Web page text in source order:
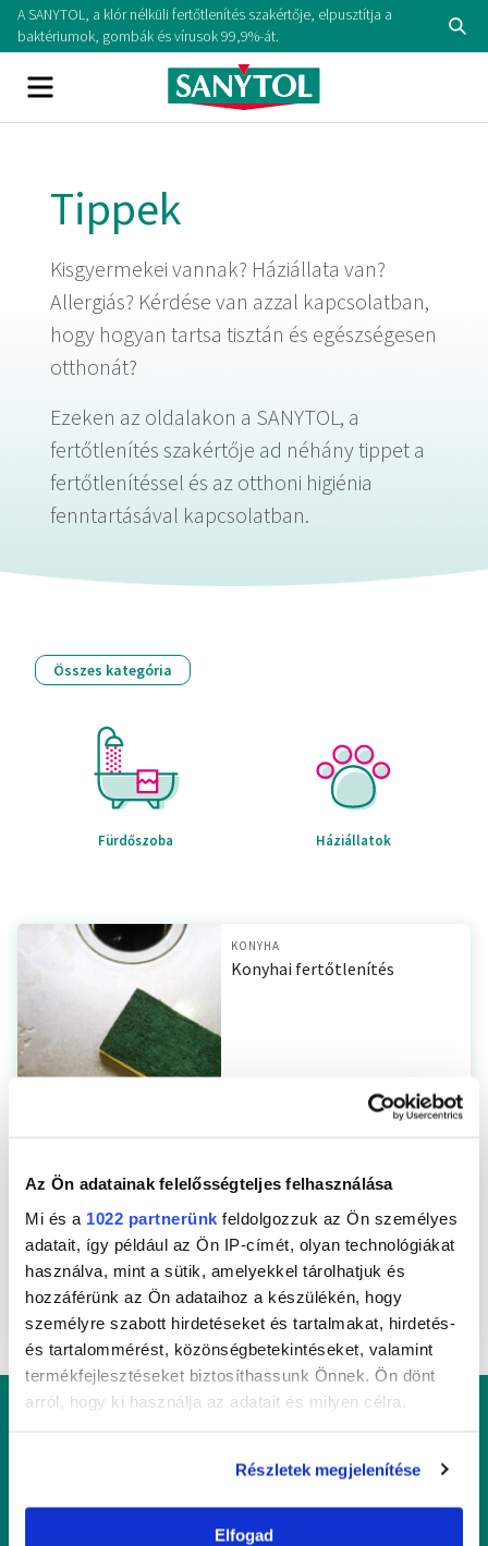
Az Ön adatainak felelősségteljes felhasználása
Mi és a 1022 partnerünk feldolgozzuk az Ön személyes
adatait, így például az Ön IP-címét, olyan technológiákat
használva, mint a sütik, amelyekkel tárolhatjuk és
hozzáférünk az Ön adataihoz a készülékén, hogy
személyre szabott hirdetéseket és tartalmakat, hirdetés-
és tartalommérést, közönségbetekintéseket, valamint
termékfejlesztéseket biztosíthassunk Önnek. Ön dönt
arról, hogy ki használja az adatait és milyen célra.
elhelyezkedéséről pár méteres pontossággal
Az Ön készülékén beazonosítása annak konkrét
Részletek megjelenítése
Elfogad
SkipA SANYTOL, a klór nélküli fertőtlenítés szakértője, elpusztítja a
baktériumok, gombák és vírusok 99,9%-át.
Menu
Tippek
Kisgyermekei vannak? Háziállata van?
Allergiás? Kérdése van azzal kapcsolatban,
hogy hogyan tartsa tisztán és egészségesen
otthonát?
Ezeken az oldalakon a SANYTOL, a
fertőtlenítés szakértője ad néhány tippet a
fertőtlenítéssel és az otthoni higiénia
fenntartásával kapcsolatban.
Összes kategória
Fürdőszoba Háziállatok
KONYHA
Konyhai fertőtlenítés
Olvasson tovább
A konyha megfelelő
fertőtlenítése
Olvasson tovább